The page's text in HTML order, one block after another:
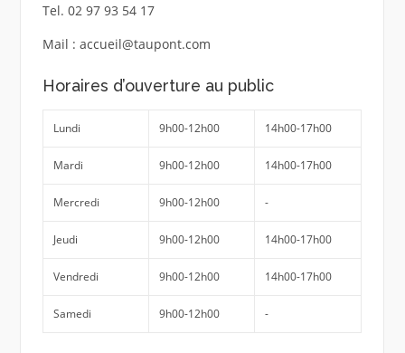
Tel. 02 97 93 54 17
Mail : accueil@taupont.com
Horaires d’ouverture au public
Lundi 9h00-12h00 14h00-17h00
Mardi 9h00-12h00 14h00-17h00
Mercredi 9h00-12h00 -
Jeudi 9h00-12h00 14h00-17h00
Vendredi 9h00-12h00 14h00-17h00
Samedi 9h00-12h00 -